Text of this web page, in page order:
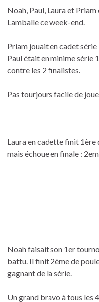
Noah, Paul, Laura et
Lamballe ce week-end.
Priam jouait en cadet série
Paul était en minime série
contre les 2 finalistes.
Pas tourjours facile de
Laura en cadette finit 1ère
mais échoue en finale :
Noah faisait son 1er
battu. Il finit 2ème de
gagnant de la série.
Un grand bravo à tous les